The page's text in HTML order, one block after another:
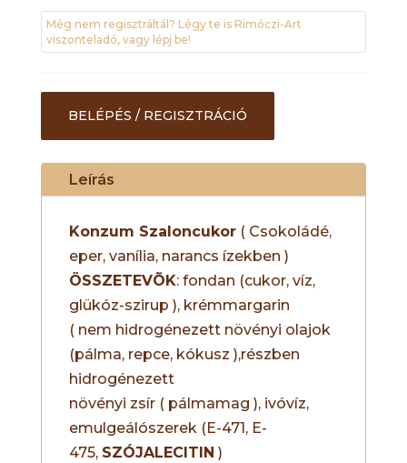
Még nem regisztráltál? Légy te is Rimóczi-Art
viszonteladó, vagy lépj be!
BELÉPÉS / REGISZTRÁCIÓ
Leírás
Konzum Szaloncukor( Csokoládé,
eper, vanília, narancs ízekben )
ÖSSZETEVÕK: fondan (cukor, víz,
glükóz-szirup ), krémmargarin
( nem hidrogénezett növényi olajok
(pálma, repce, kókusz ),részben
hidrogénezett
növényi zsír ( pálmamag ), ivóvíz,
emulgeálószerek (E-471, E-
475, SZÓJALECITIN )